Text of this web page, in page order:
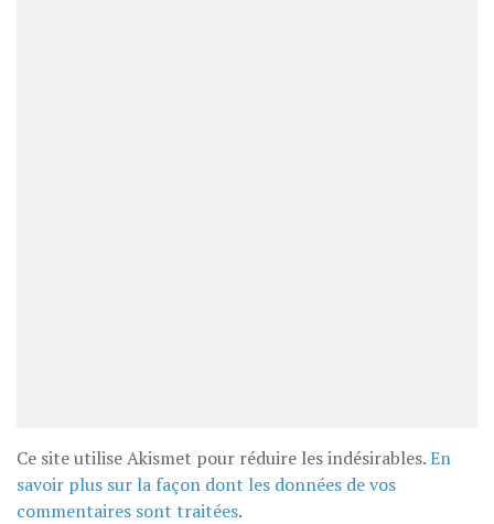
Ce site utilise Akismet pour réduire les indésirables.En
savoir plus sur la façon dont les données de vos
commentaires sont traitées.